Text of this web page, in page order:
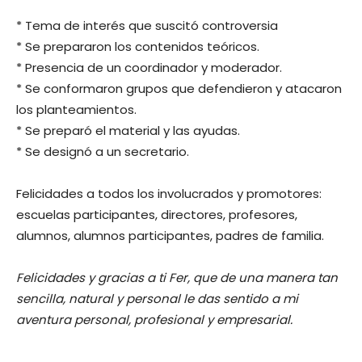
* Tema de interés que suscitó controversia
* Se prepararon los contenidos teóricos.
* Presencia de un coordinador y moderador.
* Se conformaron grupos que defendieron y atacaron
los planteamientos.
* Se preparó el material y las ayudas.
* Se designó a un secretario.
Felicidades a todos los involucrados y promotores:
escuelas participantes, directores, profesores,
alumnos, alumnos participantes, padres de familia.
Felicidades y gracias a ti Fer, que de una manera tan
sencilla, natural y personal le das sentido a mi
aventura personal, profesional y empresarial.